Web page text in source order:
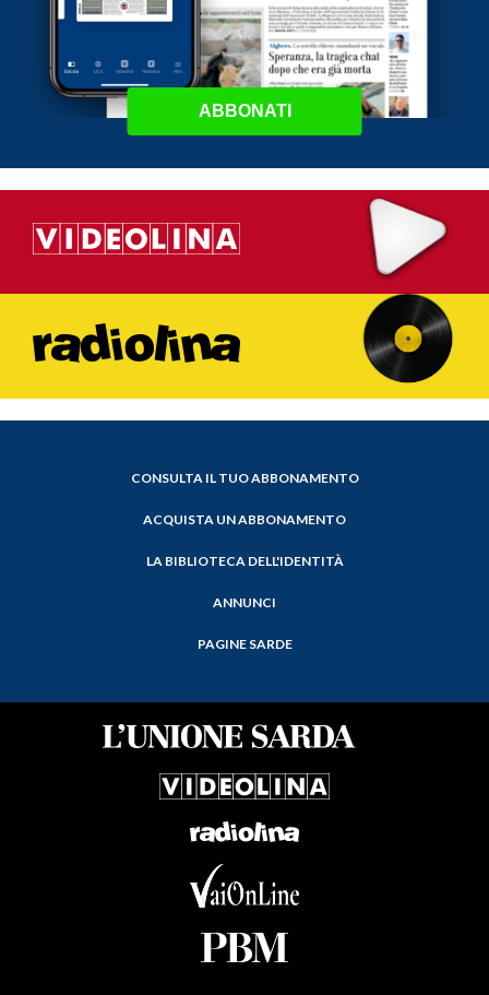
ABBONATI
CONSULTA IL TUO ABBONAMENTO
ACQUISTA UN ABBONAMENTO
LA BIBLIOTECA DELL'IDENTITÀ
ANNUNCI
PAGINE SARDE